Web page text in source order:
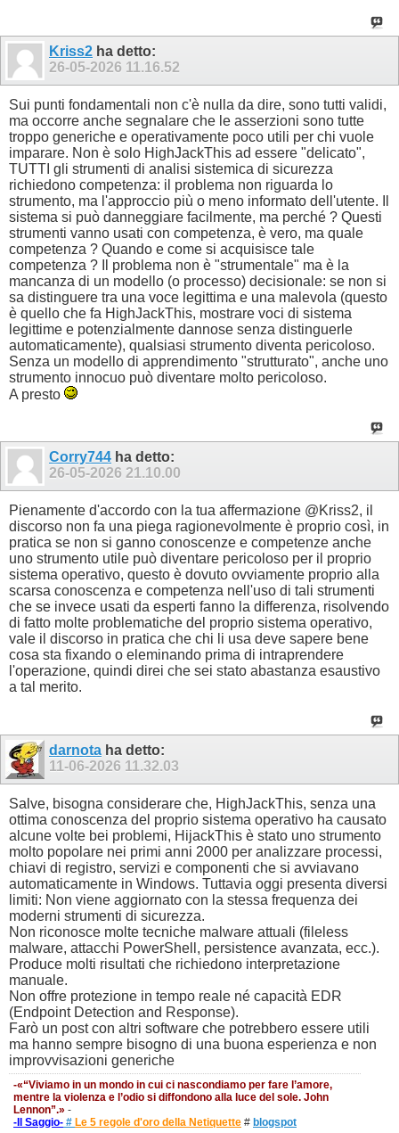
Kriss2 ha detto:
26-05-2026 11.16.52
Sui punti fondamentali non c'è nulla da dire, sono tutti validi,
ma occorre anche segnalare che le asserzioni sono tutte
troppo generiche e operativamente poco utili per chi vuole
imparare. Non è solo HighJackThis ad essere "delicato",
TUTTI gli strumenti di analisi sistemica di sicurezza
richiedono competenza: il problema non riguarda lo
strumento, ma l'approccio più o meno informato dell'utente. Il
sistema si può danneggiare facilmente, ma perché ? Questi
strumenti vanno usati con competenza, è vero, ma quale
competenza ? Quando e come si acquisisce tale
competenza ? Il problema non è "strumentale" ma è la
mancanza di un modello (o processo) decisionale: se non si
sa distinguere tra una voce legittima e una malevola (questo
è quello che fa HighJackThis, mostrare voci di sistema
legittime e potenzialmente dannose senza distinguerle
automaticamente), qualsiasi strumento diventa pericoloso.
Senza un modello di apprendimento "strutturato", anche uno
strumento innocuo può diventare molto pericoloso.
A presto
Corry744 ha detto:
26-05-2026 21.10.00
Pienamente d'accordo con la tua affermazione @Kriss2, il
discorso non fa una piega ragionevolmente è proprio così, in
pratica se non si ganno conoscenze e competenze anche
uno strumento utile può diventare pericoloso per il proprio
sistema operativo, questo è dovuto ovviamente proprio alla
scarsa conoscenza e competenza nell'uso di tali strumenti
che se invece usati da esperti fanno la differenza, risolvendo
di fatto molte problematiche del proprio sistema operativo,
vale il discorso in pratica che chi li usa deve sapere bene
cosa sta fixando o eleminando prima di intraprendere
l'operazione, quindi direi che sei stato abastanza esaustivo
a tal merito.
darnota ha detto:
11-06-2026 11.32.03
Salve, bisogna considerare che, HighJackThis, senza una
ottima conoscenza del proprio sistema operativo ha causato
alcune volte bei problemi, HijackThis è stato uno strumento
molto popolare nei primi anni 2000 per analizzare processi,
chiavi di registro, servizi e componenti che si avviavano
automaticamente in Windows. Tuttavia oggi presenta diversi
limiti: Non viene aggiornato con la stessa frequenza dei
moderni strumenti di sicurezza.
Non riconosce molte tecniche malware attuali (fileless
malware, attacchi PowerShell, persistence avanzata, ecc.).
Produce molti risultati che richiedono interpretazione
manuale.
Non offre protezione in tempo reale né capacità EDR
(Endpoint Detection and Response).
Farò un post con altri software che potrebbero essere utili
ma hanno sempre bisogno di una buona esperienza e non
improvvisazioni generiche
-«“Viviamo in un mondo in cui ci nascondiamo per fare l’amore,
mentre la violenza e l’odio si diffondono alla luce del sole. John
Lennon”.» -
-Il Saggio- # Le 5 regole d'oro della Netiquette # blogspot